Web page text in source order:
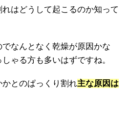
はどうして起こるのか知って
なんとなく乾燥が原因かな
ゃる方も多いはずですね。
とのぱっくり割れ主な原因は